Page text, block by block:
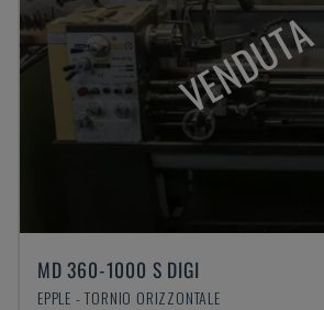
VENDUTA
MD 360-1000 S DIGI
EPPLE - TORNIO ORIZZONTALE